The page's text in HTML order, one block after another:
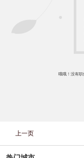
哦哦！没有职
上一页